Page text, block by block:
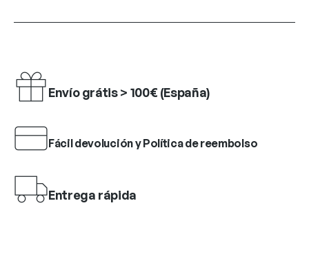
Envío grátis > 100€ (España)
Fácil devolución y Política de reembolso
Entrega rápida